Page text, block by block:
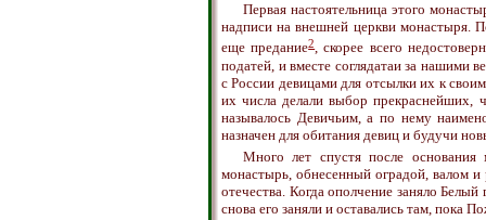
Первая настоятельница этого
надписи на внешней церкви монастыря.
еще предание2, скорее всего
податей, и вместе соглядатаи за нашими
с России девицами для отсылки их к
их числа делали выбор
называлось Девичьим, а по нему
назначен для обитания девиц и будучи
Много лет спустя после основания
монастырь, обнесенный оградой, валом
отечества. Когда ополчение заняло
снова его заняли и оставались там, пока